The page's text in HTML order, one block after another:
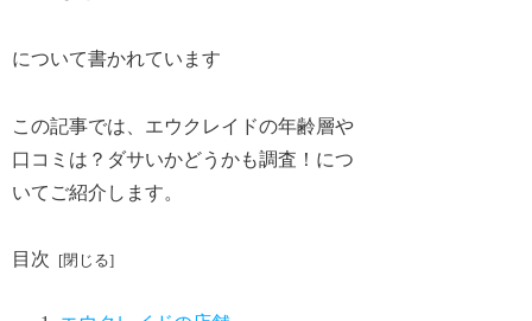
について書かれています
この記事では、エウクレイドの年齢層や
口コミは？ダサいかどうかも調査！につ
いてご紹介します。
目次